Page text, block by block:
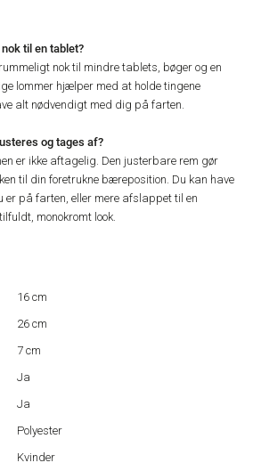
til en tablet?
nok til mindre tablets, bøger og en
lommer hjælper med at holde tingene
alt nødvendigt med dig på farten.
og tages af?
er ikke aftagelig. Den justerbare rem gør
til din foretrukne bæreposition. Du kan have
på farten, eller mere afslappet til en
monokromt look.
16 cm
26 cm
7 cm
Ja
Ja
Polyester
Kvinder